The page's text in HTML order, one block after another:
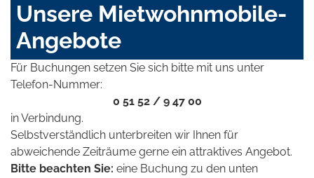
Unsere Mietwohnmobile-
Angebote
Für Buchungen setzen Sie sich bitte mit uns unter
Telefon-Nummer:
0 51 52 / 9 47 00
in Verbindung.
Selbstverständlich unterbreiten wir Ihnen für
abweichende Zeiträume gerne ein attraktives Angebot.
Bitte beachten Sie: eine Buchung zu den unten